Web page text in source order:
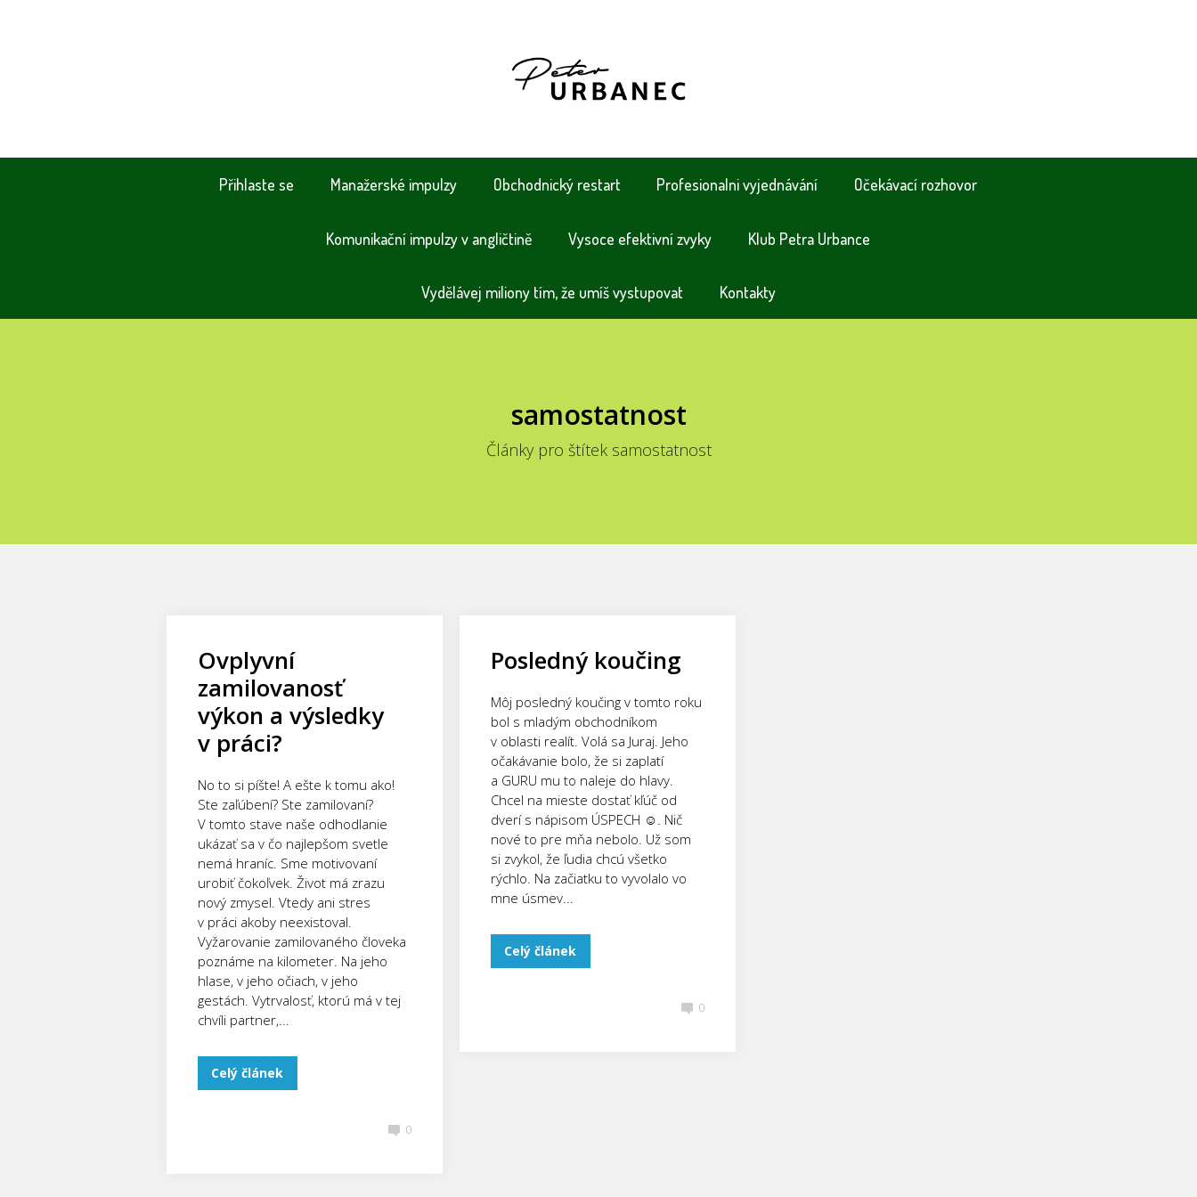
Přihlaste se Manažerské impulzy Obchodnický restart Profesionalni vyjednávání Očekávací rozhovor
Komunikační impulzy v angličtině Vysoce efektivní zvyky Klub Petra Urbance
Vydělávej miliony tím, že umíš vystupovat Kontakty
samostatnost
Články pro štítek samostatnost
Ovplyvní
zamilovanosť
výkon a výsledky
v práci?
No to si píšte! A ešte k tomu ako!
Ste zaľúbení? Ste zamilovaní?
V tomto stave naše odhodlanie
ukázať sa v čo najlepšom svetle
nemá hraníc. Sme motivovaní
urobiť čokoľvek. Život má zrazu
nový zmysel. Vtedy ani stres
v práci akoby neexistoval.
Vyžarovanie zamilovaného človeka
poznáme na kilometer. Na jeho
hlase, v jeho očiach, v jeho
gestách. Vytrvalosť, ktorú má v tej
chvíli partner,...
Celý článek
0
Posledný koučing
Môj posledný koučing v tomto roku
bol s mladým obchodníkom
v oblasti realít. Volá sa Juraj. Jeho
očakávanie bolo, že si zaplatí
a GURU mu to naleje do hlavy.
Chcel na mieste dostať kľúč od
dverí s nápisom ÚSPECH ☺. Nič
nové to pre mňa nebolo. Už som
si zvykol, že ľudia chcú všetko
rýchlo. Na začiatku to vyvolalo vo
mne úsmev...
Celý článek
0